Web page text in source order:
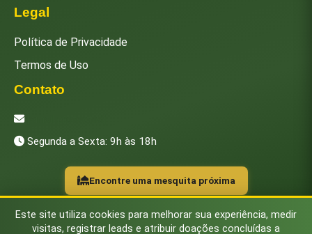
Legal
Política de Privacidade
Termos de Uso
Contato
Segunda a Sexta: 9h às 18h
Encontre uma mesquita próxima
Este site utiliza cookies para melhorar sua experiência, medir
visitas, registrar leads e atribuir doações concluídas a